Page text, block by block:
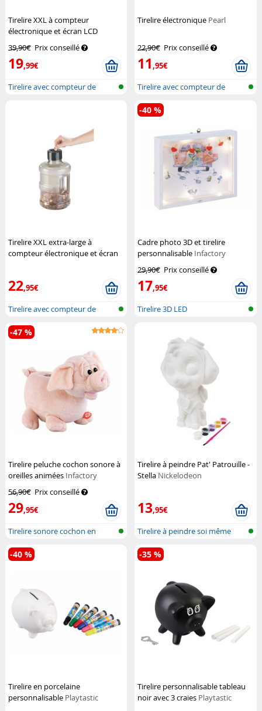
Tirelire XXL à compteur
électronique et écran LCD
39,90€ Prix conseillé
19,99€
Tirelire avec compteur de
Tirelire électronique Pearl
22,90€ Prix conseillé
11,95€
Tirelire avec compteur de
pièces
Tirelire XXL extra-large à
compteur électronique et écran
22,95€
Tirelire avec compteur de
pièces
Cadre photo 3D et tirelire
personnalisable Infactory
29,90€ Prix conseillé
17,95€
-40 %
Tirelire 3D LED
Tirelire peluche cochon sonore à
oreilles animées Infactory
56,90€ Prix conseillé
29,95€
-47 %
Tirelire sonore cochon en
peluche
Tirelire à peindre Pat' Patrouille -
Stella Nickelodeon
13,95€
Tirelire à peindre soi même
Tirelire en porcelaine
personnalisable Playtastic
-40 %
Tirelire personnalisable tableau
noir avec 3 craies Playtastic
-35 %